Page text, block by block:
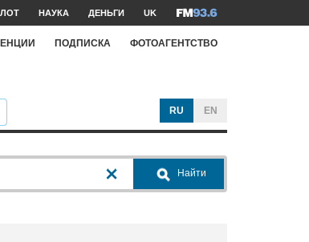
НАУКА ДЕНЬГИ UK
ПОДПИСКА ФОТОАГЕНТСТВО
RU EN
Найти